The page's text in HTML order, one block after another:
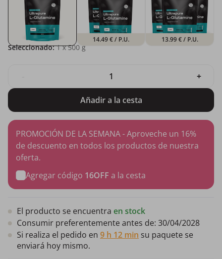
14.49 €/ P.U. 13.99 €/ P.U.
Seleccionado: 1x 500 g
+
Añadir a la cesta
PROMOCIÓN DE LA SEMANA - Aproveche un 16%
de descuento en todos los productos de nuestra
oferta.
Agregar código 16OFF a la cesta
El producto se encuentra en stock
Consumir preferentemente antes de: 30/04/2028
Si realiza el pedido en 9 h 12 min su paquete se
enviará hoy mismo.